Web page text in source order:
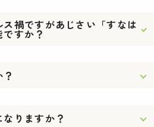
禍ですがあじさい「すなは
すか？
りますか？